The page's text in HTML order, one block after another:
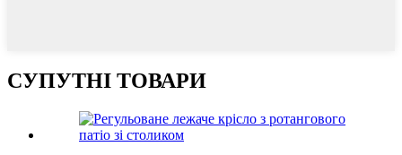
СУПУТНІ ТОВАРИ